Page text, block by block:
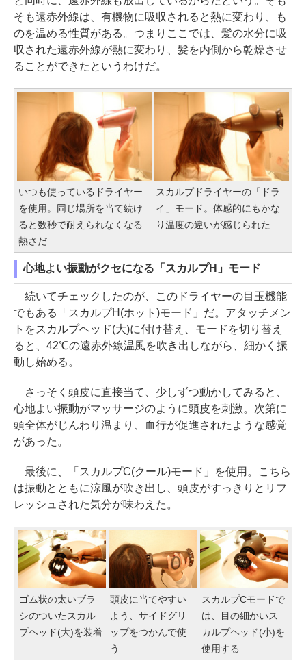
そも遠赤外線は、有機物に吸収されると熱に変わり、も
のを温める性質がある。つまりここでは、髪の水分に吸
収された遠赤外線が熱に変わり、髪を内側から乾燥させ
ることができたというわけだ。
いつも使っているドライヤー
を使用。同じ場所を当て続け
ると数秒で耐えられなくなる
熱さだ
スカルプドライヤーの「ドラ
イ」モード。体感的にもかな
り温度の違いが感じられた
心地よい振動がクセになる「スカルプH」モード
続いてチェックしたのが、このドライヤーの目玉機能
でもある「スカルプH(ホット)モード」だ。アタッチメン
トをスカルプヘッド(大)に付け替え、モードを切り替え
ると、42℃の遠赤外線温風を吹き出しながら、細かく振
動し始める。
さっそく頭皮に直接当て、少しずつ動かしてみると、
心地よい振動がマッサージのように頭皮を刺激。次第に
頭全体がじんわり温まり、血行が促進されたような感覚
があった。
最後に、「スカルプC(クール)モード」を使用。こちら
は振動とともに涼風が吹き出し、頭皮がすっきりとリフ
レッシュされた気分が味わえた。
ゴム状の太いブラ
シのついたスカル
プヘッド(大)を装着
頭皮に当てやすい
よう、サイドグリ
ップをつかんで使
う
スカルプCモードで
は、目の細かいス
カルプヘッド(小)を
使用する